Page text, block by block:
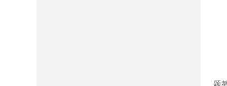
题